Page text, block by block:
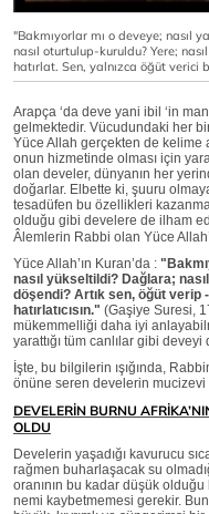
"Bakmıyorlar mı o deveye; nasıl
nasıl oturtulup-kuruldu? Yere;
hatırlat. Sen, yalnızca öğüt verici
Arapça ‘da deve yani ibil ‘in
gelmektedir. Vücudundaki her
Yüce Allah gerçekten de kelime
onun hizmetinde olması için
olan develer, dünyanın her
doğarlar. Elbette ki, şuuru
tesadüfen bu özellikleri
olduğu gibi develere de ilham
Âlemlerin Rabbi olan Yüce
Yüce Allah’ın Kuran’da :
nasıl yükseltildi? Dağlara;
döşendi? Artık sen, öğüt verip
hatırlatıcısın." (Gaşiye Suresi,
mükemmelliği daha iyi
yarattığı tüm canlılar gibi
İşte, bu bilgilerin ışığında,
önüne seren develerin mucizevi
DEVELERİN BURNU
OLDU
Develerin yaşadığı kavurucu
rağmen buharlaşacak su
oranının bu kadar düşük
nemi kaybetmemesi gerekir.